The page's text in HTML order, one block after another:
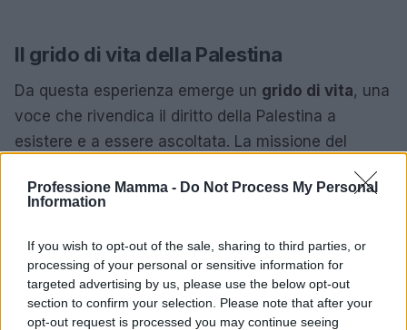
Professione Mamma - Do Not Process My Personal
Information
If you wish to opt-out of the sale, sharing to third parties, or
processing of your personal or sensitive information for
targeted advertising by us, please use the below opt-out
section to confirm your selection. Please note that after your
opt-out request is processed you may continue seeing
Il grido di vita della Palestina
Da questa esperienza emerge un grido di vita, una
voce che rivendica il diritto della Palestina a
esistere e a essere ascoltata. La missione del
delle tradizioni musicali; essa si propone di
che affronti le sfide attuali. In questo contesto, la
musica si rivela uno strumento fondamentale di
cura, identità e riconoscimento.